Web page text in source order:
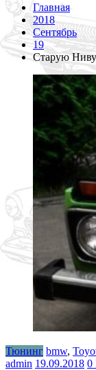
Главная
2018
Сентябрь
19
Старую
Тюнинг bmw,
admin 19.09.2018 0